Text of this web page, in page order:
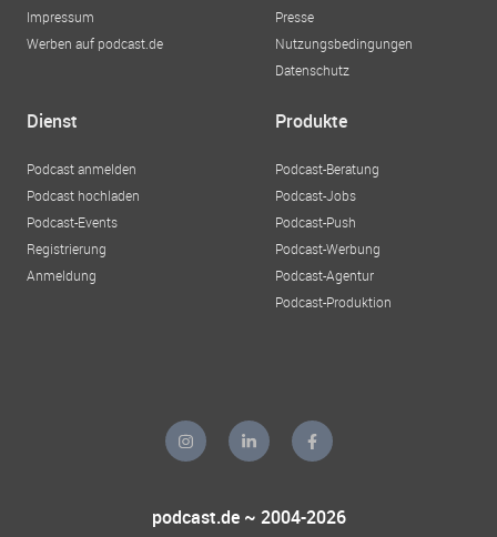
Impressum
Werben auf podcast.de
Presse
Nutzungsbedingungen
Datenschutz
Dienst
Podcast anmelden
Podcast hochladen
Podcast-Events
Registrierung
Anmeldung
Produkte
Podcast-Beratung
Podcast-Jobs
Podcast-Push
Podcast-Werbung
Podcast-Agentur
Podcast-Produktion
podcast.de ~ 2004-2026